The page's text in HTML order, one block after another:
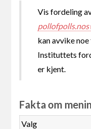
Vis fordeling
pollofpolls.nos
kan avvike
Instituttets
er kjent.
Fakta om
Valg